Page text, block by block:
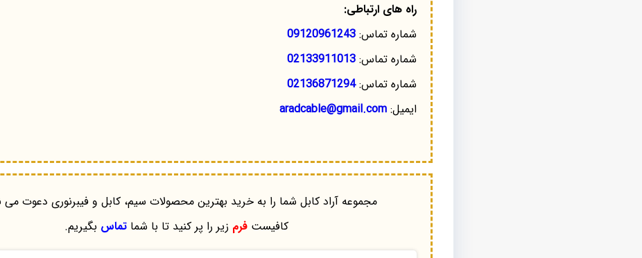
راه های ارتباطی:
شماره تماس: 09120961243
شماره تماس: 02133911013
شماره تماس:02136871294
ایمیل: aradcable@gmail.com
مجموعه آراد کابل شما را به خرید بهترین محصولات سیم، کابل و فیبرنوری دعوت می
کافیستفرم زیر را پر کنید تا با شماتماس بگیریم.